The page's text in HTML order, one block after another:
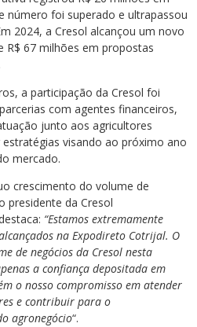
número foi superado e ultrapassou
2024, a Cresol alcançou um novo
R$ 67 milhões em propostas
a participação da Cresol foi
com agentes financeiros,
junto aos agricultores
visando ao próximo ano
mercado.
crescimento do volume de
presidente da Cresol
“Estamos extremamente
na Expodireto Cotrijal. O
de negócios da Cresol nesta
a confiança depositada em
o nosso compromisso em atender
e contribuir para o
agronegócio“.